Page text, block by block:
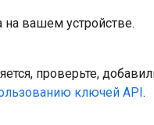
на вашем устройстве.
проверьте,
ключей API.